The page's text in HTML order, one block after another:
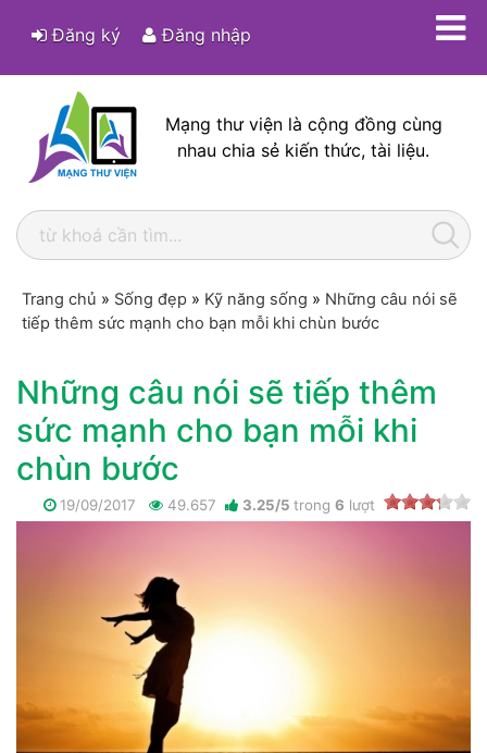
Đăng ký Đăng nhập
Mạng thư viện là cộng đồng cùng
nhau chia sẻ kiến thức, tài liệu.
Trang chủ » Sống đẹp » Kỹ năng sống » Những câu nói sẽ
tiếp thêm sức mạnh cho bạn mỗi khi chùn bước
Những câu nói sẽ tiếp thêm
sức mạnh cho bạn mỗi khi
chùn bước
19/09/2017 49.657 3.25/5 trong 6 lượt